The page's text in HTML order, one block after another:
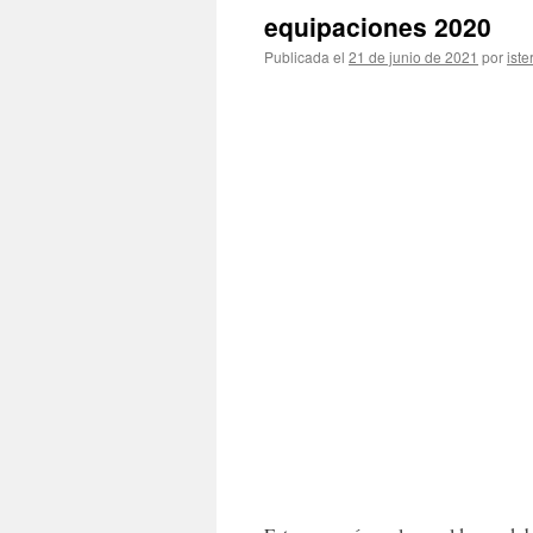
equipaciones 2020
Publicada el 21 de junio de 2021 por